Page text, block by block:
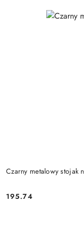
Czarny metalowy stojak
Cena:
195.74